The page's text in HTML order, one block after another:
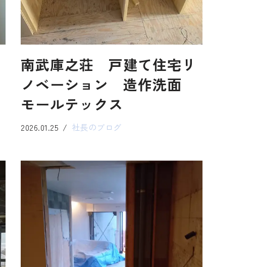
南武庫之荘 戸建て住宅リ
ノベーション 造作洗面
モールテックス
2026.01.25 社長のブログ